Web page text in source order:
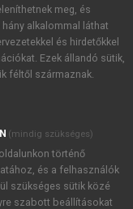
akcióiról.
újdonságairól,
tudomásul
a szotar.netés a
foglaltakat
meg, és
alkalommal láthat
és hirdetőkkel
Ezek állandó sütik,
féltől származnak.
(mindig szükséges)
történő
és a felhasználók
szükséges sütik közé
szabott beállításokat